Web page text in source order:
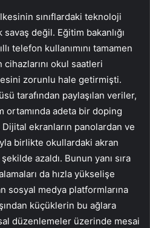
sınıflardaki teknoloji
savaş değil. Eğitim bakanlığı
telefon kullanımını tamamen
okul saatleri
zorunlu hale getirmişti.
tarafından paylaşılan veriler,
ortamında adeta bir doping
Dijital ekranların panolardan ve
birlikte okullardaki akran
azaldı. Bunun yanı sıra
da hızla yükselişe
sosyal medya platformlarına
küçüklerin bu ağlara
düzenlemeler üzerinde mesai